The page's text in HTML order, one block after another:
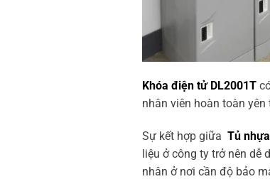
Khóa điện tử DL2001T
nhân viên hoàn toàn
Sự kết hợp giữa Tủ
liệu ở công ty trở nên dễ
nhân ở nơi cần độ bảo